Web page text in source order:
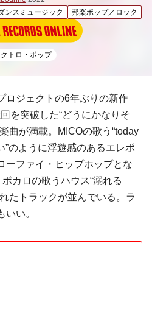
ンスミュージック 邦楽ポップ／ロック
トロ・ポップ
ロジェクトの6年ぶりの新作
を突破した“どうにかなりそ
曲が満載。MICOの歌う“today
”のように浮遊感のあるエレポ
ーファイ・ヒップホップとな
カロの歌うハウス“溺れる
たトラックが並んでいる。ラ
いい。